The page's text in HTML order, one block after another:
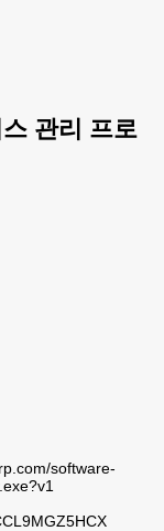
관리 프로
software-